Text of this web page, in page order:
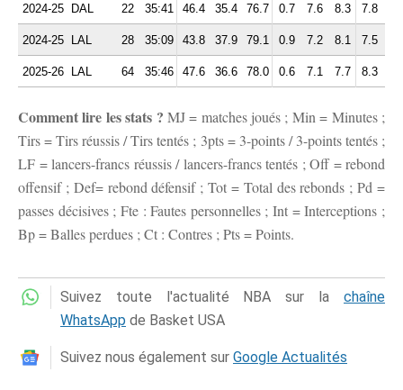
2024-25 DAL 22 35:41 46.4 35.4 76.7 0.7 7.6 8.3 7.8
2024-25 LAL 28 35:09 43.8 37.9 79.1 0.9 7.2 8.1 7.5
2025-26 LAL 64 35:46 47.6 36.6 78.0 0.6 7.1 7.7 8.3
Comment lire les stats ? MJ = matches joués ; Min = Minutes ;
Tirs = Tirs réussis / Tirs tentés ; 3pts = 3-points / 3-points tentés ;
LF = lancers-francs réussis / lancers-francs tentés ; Off = rebond
offensif ; Def= rebond défensif ; Tot = Total des rebonds ; Pd =
passes décisives ; Fte : Fautes personnelles ; Int = Interceptions ;
Bp = Balles perdues ; Ct : Contres ; Pts = Points.
Suivez toute l'actualité NBA sur la chaîne
WhatsApp de Basket USA
Suivez nous également sur Google Actualités